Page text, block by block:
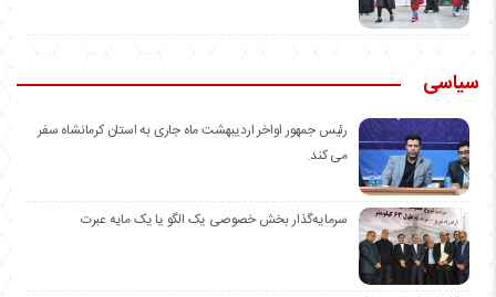
سیاسی
رئیس جمهور اواخر اردیبهشت ماه جاری به استان کرمانشاه سفر
می کند.
سرمایه‌گذار بخش خصوصی یک الگو یا یک مایه عبرت